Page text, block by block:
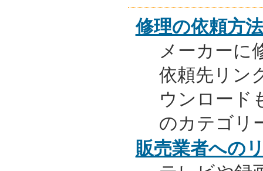
修理の依頼方法
メーカーに
依頼先リン
ウンロード
のカテゴリ
販売業者への